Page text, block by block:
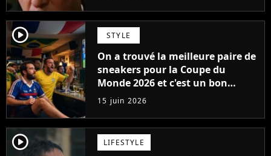
player2 STYLE
On a trouvé la meilleure paire de
sneakers pour la Coupe du
Monde 2026 et c'est un bon
souvenir pour l'Equipe de France
15 juin 2026
player2 LIFESTYLE